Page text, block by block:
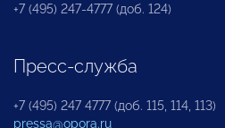
+7 (495) 247-4777 (доб. 124)
Пресс-служба
+7 (495) 247 4777 (доб. 115, 114, 113)
pressa@opora.ru